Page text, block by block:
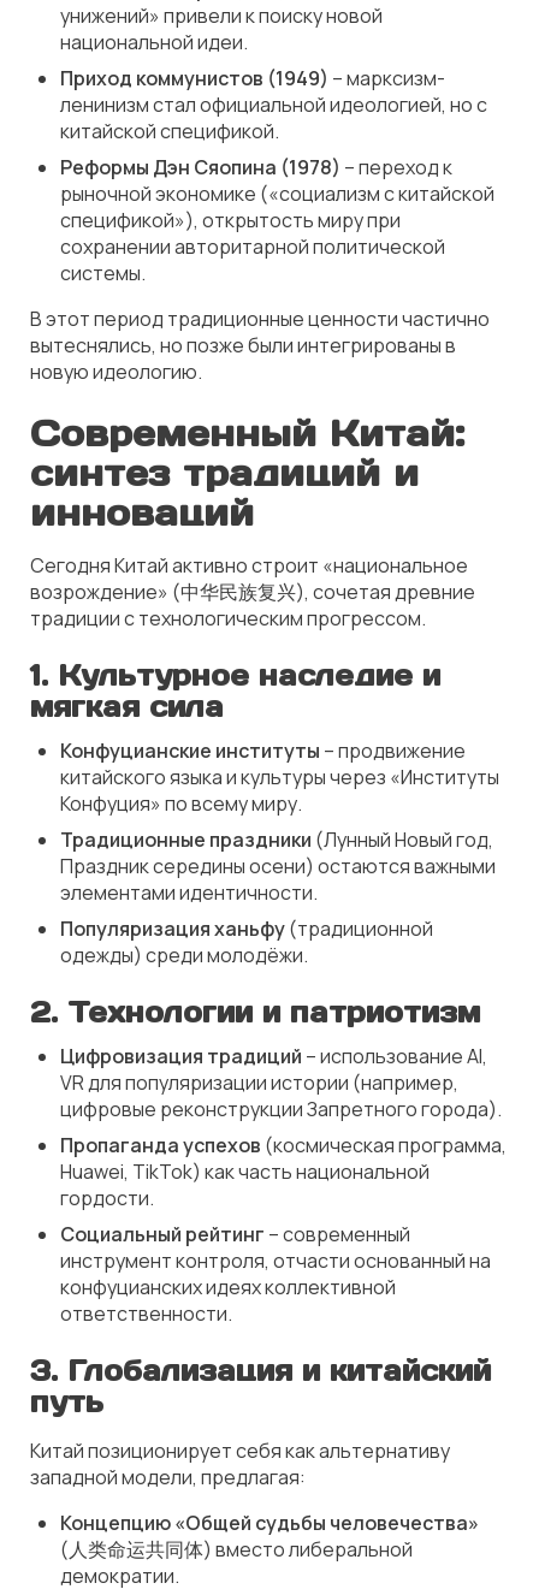
унижений» привели к поиску новой
национальной идеи.
Приход коммунистов (1949) – марксизм-
ленинизм стал официальной идеологией, но с
китайской спецификой.
Реформы Дэн Сяопина (1978) – переход к
рыночной экономике («социализм с китайской
спецификой»), открытость миру при
сохранении авторитарной политической
системы.
В этот период традиционные ценности частично
вытеснялись, но позже были интегрированы в
новую идеологию.
Современный Китай:
синтез традиций и
инноваций
Сегодня Китай активно строит «национальное
возрождение» (中华民族复兴), сочетая древние
традиции с технологическим прогрессом.
1. Культурное наследие и
мягкая сила
Конфуцианские институты – продвижение
китайского языка и культуры через «Институты
Конфуция» по всему миру.
Традиционные праздники (Лунный Новый год,
Праздник середины осени) остаются важными
элементами идентичности.
Популяризация ханьфу(традиционной
одежды) среди молодёжи.
2. Технологии и патриотизм
Цифровизация традиций – использование AI,
VR для популяризации истории (например,
цифровые реконструкции Запретного города).
Пропаганда успехов (космическая программа,
Huawei, TikTok) как часть национальной
гордости.
Социальный рейтинг – современный
инструмент контроля, отчасти основанный на
конфуцианских идеях коллективной
ответственности.
3. Глобализация и китайский
путь
Китай позиционирует себя как альтернативу
западной модели, предлагая:
Концепцию «Общей судьбы человечества»
(人类命运共同体) вместо либеральной
демократии.